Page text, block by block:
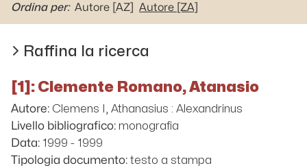
Ordina per: Autore [AZ] Autore [ZA]
Raffina la ricerca
[1]: Clemente Romano, Atanasio
Autore: Clemens I, Athanasius : Alexandrinus
Livello bibliografico: monografia
Data: 1999 - 1999
Tipologia documento: testo a stampa